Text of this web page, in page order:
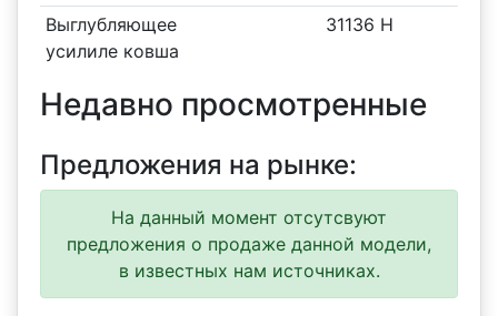
Выглубляющее
усилиле ковша
31136 Н
Недавно просмотренные
Предложения на рынке:
На данный момент отсутсвуют
предложения о продаже данной модели,
в известных нам источниках.